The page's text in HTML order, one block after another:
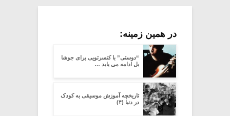
در همین زمینه:
“دوستی” با کنسرتویی برای جوشا
بل ادامه می یابد …
تاریخچه آموزش موسیقی به کودک
در دنیا (۴)